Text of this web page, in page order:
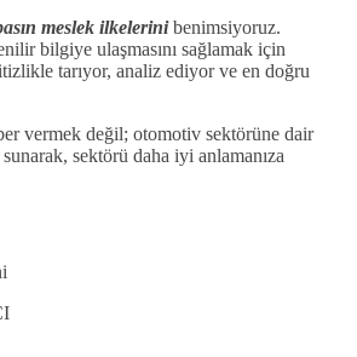
meslek ilkelerinibenimsiyoruz.
bilgiye ulaşmasını sağlamak için
tarıyor, analiz ediyor ve en doğru
vermek değil; otomotiv sektörüne dair
sektörü daha iyi anlamanıza